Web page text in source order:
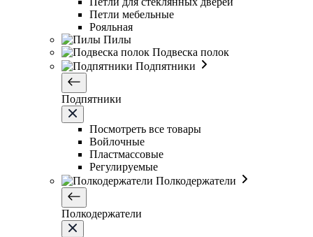
Петли мебельные
Рояльная
Пилы
Подвеска полок
Подпятники
Подпятники
Посмотреть все товары
Войлочные
Пластмассовые
Регулируемые
Полкодержатели
Полкодержатели